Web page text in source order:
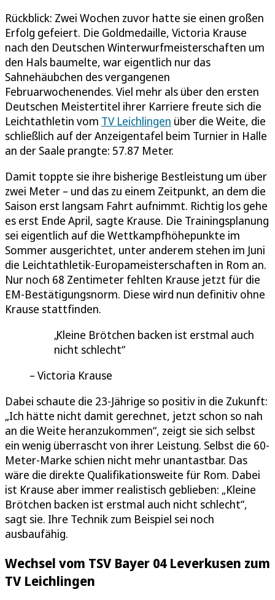
Rückblick: Zwei Wochen zuvor hatte sie einen großen
Erfolg gefeiert. Die Goldmedaille, Victoria Krause
nach den Deutschen Winterwurfmeisterschaften um
den Hals baumelte, war eigentlich nur das
Sahnehäubchen des vergangenen
Februarwochenendes. Viel mehr als über den ersten
Deutschen Meistertitel ihrer Karriere freute sich die
Leichtathletin vom TV Leichlingen über die Weite, die
schließlich auf der Anzeigentafel beim Turnier in Halle
an der Saale prangte: 57.87 Meter.
Damit toppte sie ihre bisherige Bestleistung um über
zwei Meter – und das zu einem Zeitpunkt, an dem die
Saison erst langsam Fahrt aufnimmt. Richtig los gehe
es erst Ende April, sagte Krause. Die Trainingsplanung
sei eigentlich auf die Wettkampfhöhepunkte im
Sommer ausgerichtet, unter anderem stehen im Juni
die Leichtathletik-Europameisterschaften in Rom an.
Nur noch 68 Zentimeter fehlten Krause jetzt für die
EM-Bestätigungsnorm. Diese wird nun definitiv ohne
Krause stattfinden.
Kleine Brötchen backen ist erstmal auch
nicht schlecht
Victoria Krause
Dabei schaute die 23-Jährige so positiv in die Zukunft:
„Ich hätte nicht damit gerechnet, jetzt schon so nah
an die Weite heranzukommen“, zeigt sie sich selbst
ein wenig überrascht von ihrer Leistung. Selbst die 60-
Meter-Marke schien nicht mehr unantastbar. Das
wäre die direkte Qualifikationsweite für Rom. Dabei
ist Krause aber immer realistisch geblieben: „Kleine
Brötchen backen ist erstmal auch nicht schlecht“,
sagt sie. Ihre Technik zum Beispiel sei noch
ausbaufähig.
Wechsel vom TSV Bayer 04 Leverkusen zum
TV Leichlingen